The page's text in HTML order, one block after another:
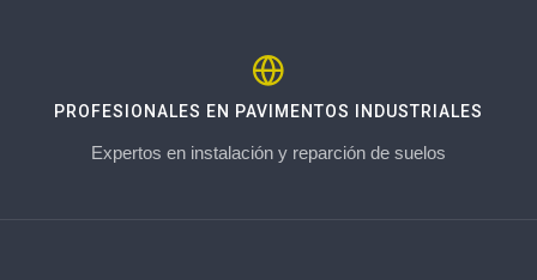
PROFESIONALES EN PAVIMENTOS INDUSTRIALES
Expertos en instalación y reparción de suelos